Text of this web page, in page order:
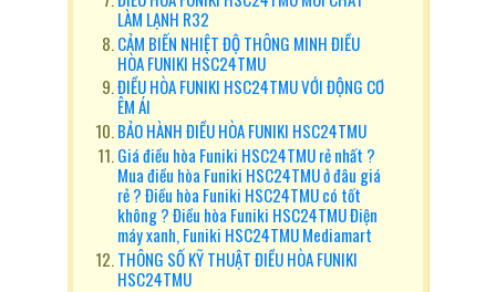
LÀM LẠNH R32
CẢM BIẾN NHIỆT ĐỘ THÔNG MINH ĐIỀU
HÒA FUNIKI HSC24TMU
ĐIỀU HÒA FUNIKI HSC24TMU VỚI ĐỘNG CƠ
ÊM ÁI
BẢO HÀNH ĐIỀU HÒA FUNIKI HSC24TMU
Giá điều hòa Funiki HSC24TMU rẻ nhất ?
Mua điều hòa Funiki HSC24TMU ở đâu giá
rẻ ? Điều hòa Funiki HSC24TMU có tốt
không ? Điều hòa Funiki HSC24TMU Điện
máy xanh, Funiki HSC24TMU Mediamart
THÔNG SỐ KỸ THUẬT ĐIỀU HÒA FUNIKI
HSC24TMU